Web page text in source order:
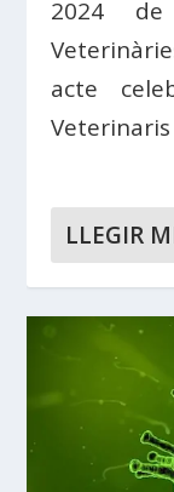
2024 de
acte
LLEGIR